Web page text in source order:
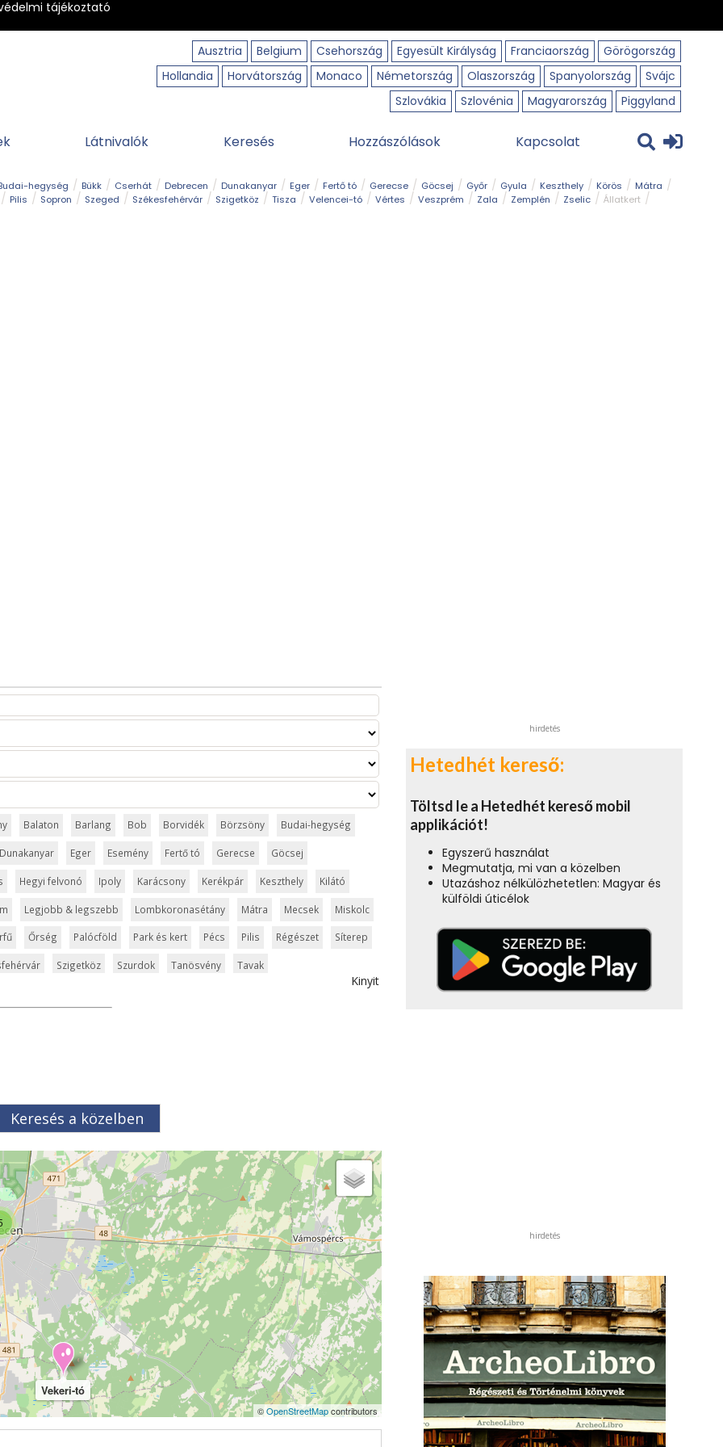
tájékoztató
Ausztria Belgium Csehország Egyesült Királyság Franciaország
Görögország
Hollandia
Horvátország Monaco Németország Olaszország Spanyolország
Svájc
Szlovákia
Szlovénia Magyarország Piggyland
Látnivalók Keresés Hozzászólások Kapcsolat
hegység Bükk Cserhát Debrecen Dunakanyar Eger Fertő tó Gerecse Göcsej Győr Gyula Keszthely Körös
Mátra
Pilis
Sopron Szeged Székesfehérvár Szigetköz Tisza Velencei-tó Vértes Veszprém Zala Zemplén Zselic Állatkert
Balaton Barlang Bob Borvidék Börzsöny Budai-hegység
Dunakanyar Eger Esemény Fertő tó Gerecse Göcsej
Hegyi felvonó Ipoly Karácsony Kerékpár Keszthely Kilátó
Legjobb & legszebb Lombkoronasétány Mátra Mecsek Miskolc
Őrség Palócföld Park és kert Pécs Pilis Régészet Síterep
Szigetköz Szurdok Tanösvény Tavak
Kinyit
Keresés a közelben
Vekeri-tó
©OpenStreetMapcontributors
hirdetés
Hetedhét kereső:
Töltsd le a Hetedhét kereső mobil
applikációt!
Egyszerű használat
Megmutatja, mi van a közelben
Utazáshoz nélkülözhetetlen: Magyar és
külföldi úticélok
hirdetés